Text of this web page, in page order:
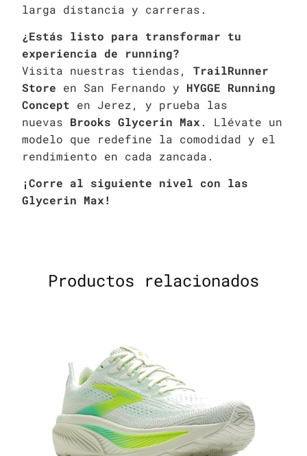
larga distancia y carreras.
¿Estás listo para transformar tu
experiencia de running?
Visita nuestras tiendas,TrailRunner
Store en San Fernando y HYGGE Running
Concept en Jerez, y prueba las
nuevas Brooks Glycerin Max . Llévate un
modelo que redefine la comodidad y el
rendimiento en cada zancada.
¡Corre al siguiente nivel con las
Glycerin Max!
Productos relacionados